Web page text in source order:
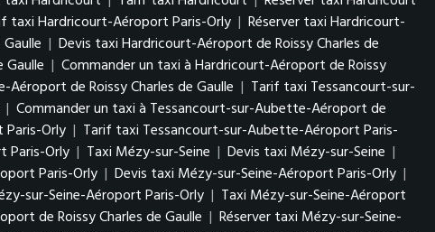
taxi Hardricourt-Aéroport Paris-Orly | Réserver taxi Hardricourt-
| Devis taxi Hardricourt-Aéroport de Roissy Charles de
| Commander un taxi à Hardricourt-Aéroport de Roissy
de Roissy Charles de Gaulle | Tarif taxi Tessancourt-sur-
| Commander un taxi à Tessancourt-sur-Aubette-Aéroport de
Orly | Tarif taxi Tessancourt-sur-Aubette-Aéroport Paris-
Paris-Orly | Taxi Mézy-sur-Seine | Devis taxi Mézy-sur-Seine |
Paris-Orly | Devis taxi Mézy-sur-Seine-Aéroport Paris-Orly |
sur-Seine-Aéroport Paris-Orly | Taxi Mézy-sur-Seine-Aéroport
de Roissy Charles de Gaulle | Réserver taxi Mézy-sur-Seine-